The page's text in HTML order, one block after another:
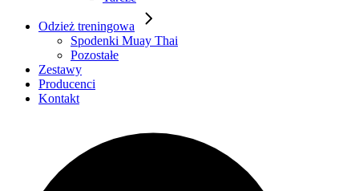
Odzież treningowa
Spodenki Muay Thai
Pozostałe
Zestawy
Producenci
Kontakt